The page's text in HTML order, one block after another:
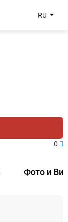
RU
Фото и
0